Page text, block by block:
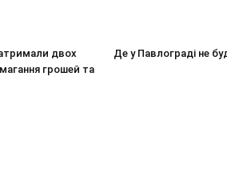
двох
грошей та
Де у Павлограді не